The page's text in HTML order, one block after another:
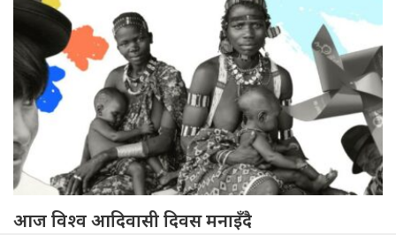
आज विश्व आदिवासी दिवस मनाइँदै